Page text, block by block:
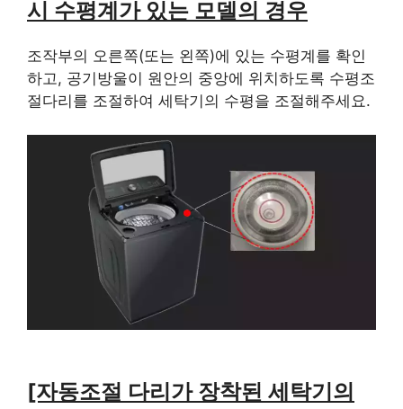
시 수평계가 있는 모델의 경우
조작부의 오른쪽(또는 왼쪽)에 있는 수평계를 확인
하고, 공기방울이 원안의 중앙에 위치하도록 수평조
절다리를 조절하여 세탁기의 수평을 조절해주세요.
[자동조절 다리가 장착된 세탁기의